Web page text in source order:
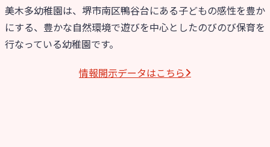
美木多幼稚園は、堺市南区鴨谷台にある子どもの感性を豊か
にする、豊かな自然環境で遊びを中心としたのびのび保育を
行なっている幼稚園です。
情報開⽰データはこちら